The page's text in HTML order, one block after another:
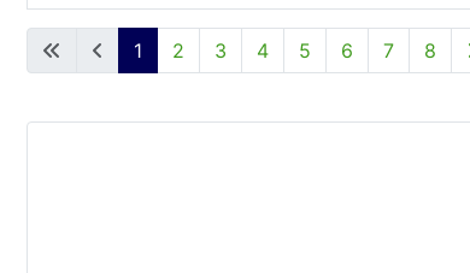
文章列表
1 2 3 4 5 6 7 8